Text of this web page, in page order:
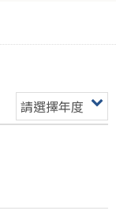
請選擇年度